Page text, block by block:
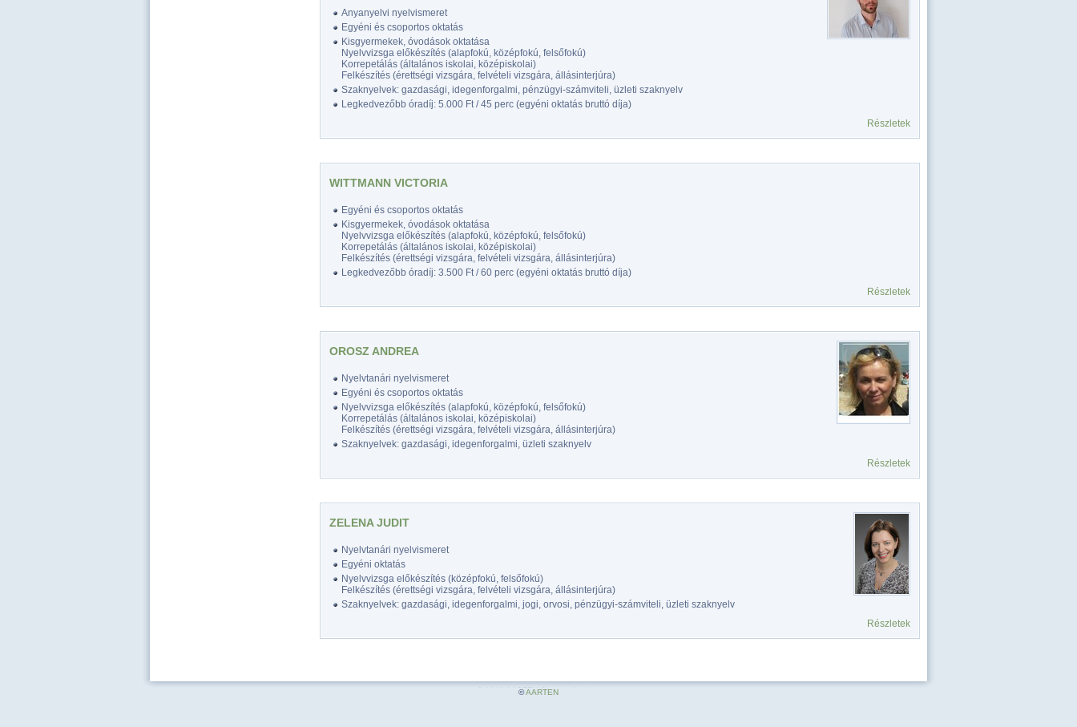
Anyanyelvi nyelvismeret
Egyéni és csoportos oktatás
Kisgyermekek, óvodások oktatása
Nyelvvizsga előkészítés (alapfokú, középfokú, felsőfokú)
Korrepetálás (általános iskolai, középiskolai)
Felkészítés (érettségi vizsgára, felvételi vizsgára, állásinterjúra)
Szaknyelvek: gazdasági, idegenforgalmi, pénzügyi-számviteli, üzleti szaknyelv
Legkedvezőbb óradíj: 5.000 Ft / 45 perc (egyéni oktatás bruttó díja)
Részletek
WITTMANN VICTORIA
Egyéni és csoportos oktatás
Kisgyermekek, óvodások oktatása
Nyelvvizsga előkészítés (alapfokú, középfokú, felsőfokú)
Korrepetálás (általános iskolai, középiskolai)
Felkészítés (érettségi vizsgára, felvételi vizsgára, állásinterjúra)
Legkedvezőbb óradíj: 3.500 Ft / 60 perc (egyéni oktatás bruttó díja)
Részletek
OROSZ ANDREA
Nyelvtanári nyelvismeret
Egyéni és csoportos oktatás
Nyelvvizsga előkészítés (alapfokú, középfokú, felsőfokú)
Korrepetálás (általános iskolai, középiskolai)
Felkészítés (érettségi vizsgára, felvételi vizsgára, állásinterjúra)
Szaknyelvek: gazdasági, idegenforgalmi, üzleti szaknyelv
Részletek
ZELENA JUDIT
Nyelvtanári nyelvismeret
Egyéni oktatás
Nyelvvizsga előkészítés (középfokú, felsőfokú)
Felkészítés (érettségi vizsgára, felvételi vizsgára, állásinterjúra)
Szaknyelvek: gazdasági, idegenforgalmi, jogi, orvosi, pénzügyi-számviteli, üzleti szaknyelv
Részletek
©AARTEN